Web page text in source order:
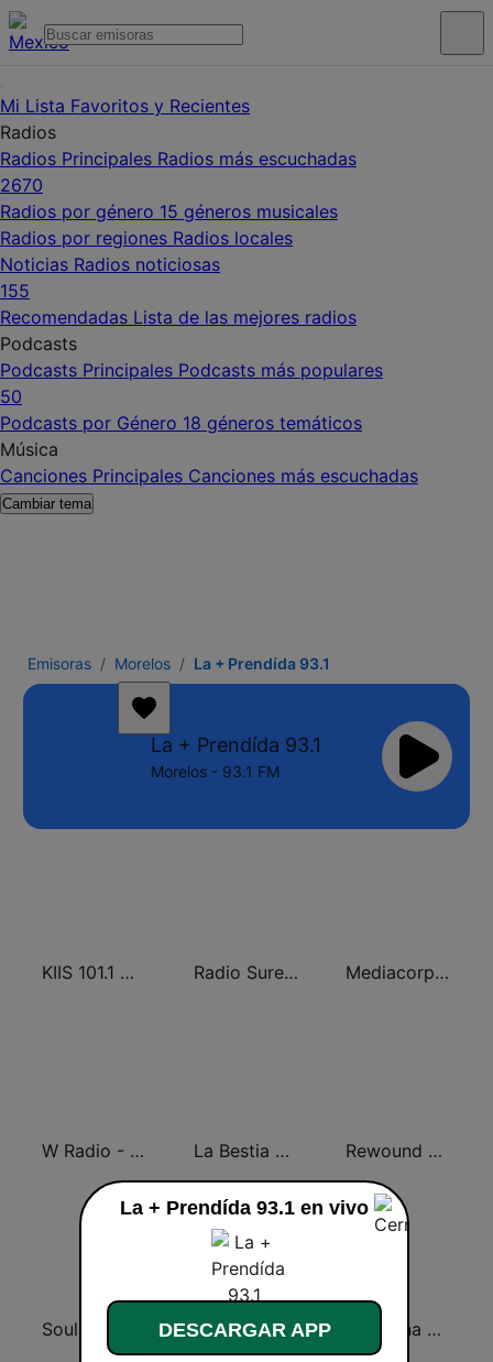
Mi Lista Favoritos y Recientes
Radios
Radios Principales Radios más escuchadas
2670
Radios por género 15 géneros musicales
Radios por regiones Radios locales
Noticias Radios noticiosas
155
Recomendadas Lista de las mejores radios
Podcasts
Podcasts Principales Podcasts más populares
50
Podcasts por Género 18 géneros temáticos
Música
Canciones Principales Canciones más escuchadas
Cambiar tema
Emisoras Morelos La + Prendída 93.1
La + Prendída 93.1
Morelos - 93.1 FM
KIIS 101.1 Melbourne Radio Sureste FM Mediacorp LOVE 972
W Radio - Oaxaca La Bestia Grupera 99.3 FM Rewound Radio
Romántica 90.7 FM Ke Buena Villahermosa
La + Prendída 93.1 en vivo
DESCARGAR APP